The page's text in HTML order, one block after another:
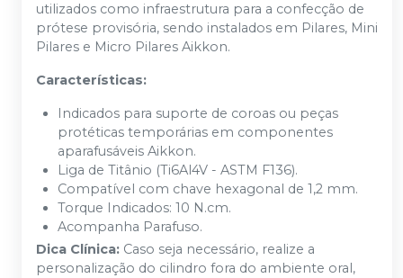
utilizados como infraestrutura para a confecção de
prótese provisória, sendo instalados em Pilares, Mini
Pilares e Micro Pilares Aikkon.
Características:
Indicados para suporte de coroas ou peças
protéticas temporárias em componentes
aparafusáveis Aikkon.
Liga de Titânio (Ti6Al4V - ASTM F136).
Compatível com chave hexagonal de 1,2 mm.
Torque Indicados: 10 N.cm.
Acompanha Parafuso.
Dica Clínica: Caso seja necessário, realize a
personalização do cilindro fora do ambiente oral,